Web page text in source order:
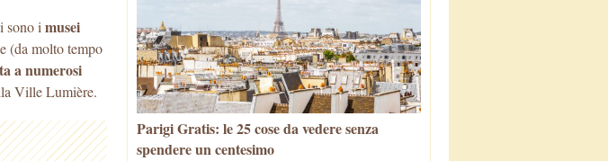
sono i musei
(da molto tempo
a numerosi
Ville Lumière.
Parigi Gratis: le 25 cose da vedere senza
spendere un centesimo